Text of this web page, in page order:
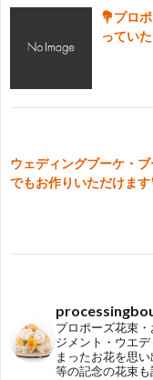
💐プロ
ってい
ウェディングブーケ・
でもお作りいただけます
プロポーズ花束
ジメント・ウエ
まったお花を思
等の記念の花束も